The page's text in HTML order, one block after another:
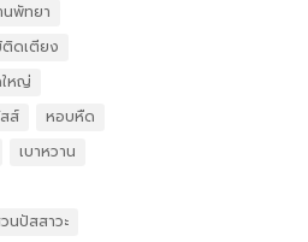
นพัทยา
ดเตียง
หญ่
ส์
หอบหืด
เบาหวาน
นปัสสาวะ